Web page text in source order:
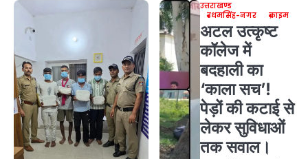
उत्तराखण्ड
उधमसिंह-नगर
क्राइम
अटल उत्कृष्ट
कॉलेज में
बदहाली का
‘काला सच’!
पेड़ों की कटाई से
लेकर सुविधाओं
तक सवाल।